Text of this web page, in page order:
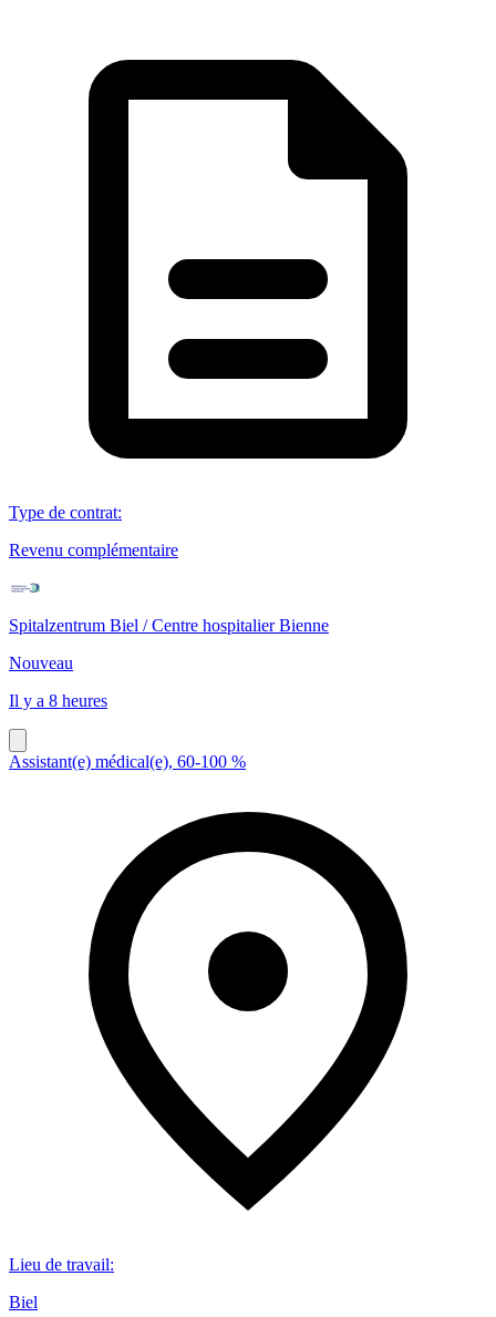
Type de contrat:
Revenu complémentaire
Spitalzentrum Biel / Centre hospitalier Bienne
Nouveau
Il y a 8 heures
Assistant(e) médical(e), 60-100 %
Lieu de travail:
Biel